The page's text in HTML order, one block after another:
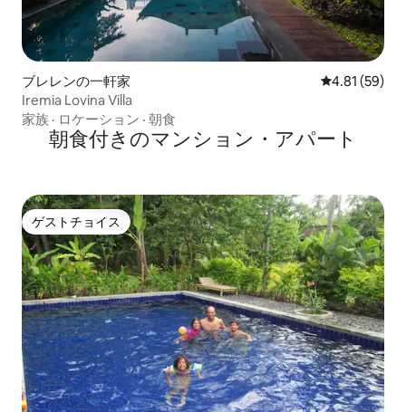
ブレレンの一軒家 レビュー59
4.81 (59)
Iremia Lovina Villa
家族 · ロケーション · 朝食
朝食付きのマンション・アパート
ゲストチョイス
ゲストチョイス